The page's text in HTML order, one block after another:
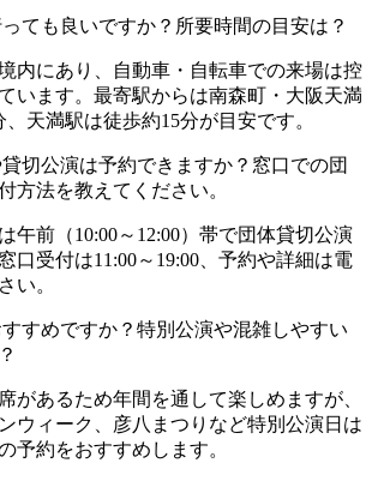
ても良いですか？所要時間の目安は？
内にあり、自動車・自転車での来場は控
います。最寄駅からは南森町・大阪天満
天満駅は徒歩約15分が目安です。
切公演は予約できますか？窓口での団
方法を教えてください。
午前（10:00～12:00）帯で団体貸切公演
口受付は11:00～19:00、予約や詳細は電
い。
すめですか？特別公演や混雑しやすい
があるため年間を通して楽しめますが、
ウィーク、彦八まつりなど特別公演日は
予約をおすすめします。